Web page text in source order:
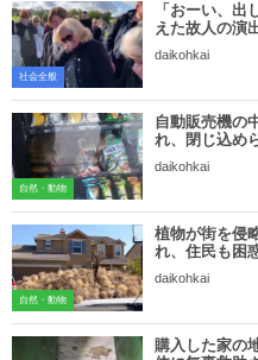
社会全般
「おーい、
えた故人の演
daikohkai
自然・動物
自動販売機の
れ、閉じ込め
daikohkai
自然・動物
植物が街を侵
れ、住民も困
daikohkai
購入した家の